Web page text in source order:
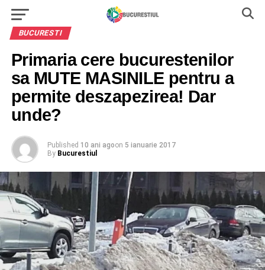
BUCURESTI
Primaria cere bucurestenilor
sa MUTE MASINILE pentru a
permite deszapezirea! Dar
unde?
Published 10 ani agoon 5 ianuarie 2017
By Bucurestiul